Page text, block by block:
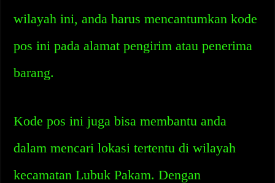
wilayah ini, anda harus mencantumkan kode
pos ini pada alamat pengirim atau penerima
barang.
Kode pos ini juga bisa membantu anda
dalam mencari lokasi tertentu di wilayah
kecamatan Lubuk Pakam. Dengan